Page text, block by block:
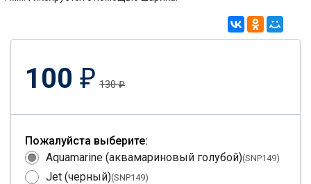
100 ₽ 130₽
Пожалуйста выберите:
Aquamarine (аквамариновый голубой)(SNP149)
Jet (черный)(SNP149)